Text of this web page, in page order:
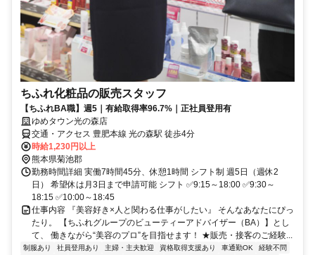
ちふれ化粧品の販売スタッフ
【ちふれBA職】週5｜有給取得率96.7%｜正社員登用有
ゆめタウン光の森店
交通・アクセス 豊肥本線 光の森駅 徒歩4分
時給1,230円以上
熊本県菊池郡
勤務時間詳細 実働7時間45分、休憩1時間 シフト制 週5日（週休2
日） 希望休は月3日まで申請可能 シフト ✅9:15～18:00 ✅9:30～
18:15 ✅10:00～18:45
仕事内容 『美容好き×人と関わる仕事がしたい』 そんなあなたにぴっ
たり。 【ちふれグループのビューティーアドバイザー（BA）】とし
て、 働きながら“美容のプロ”を目指せます！ ★販売・接客のご経験...
制服あり 社員登用あり 主婦・主夫歓迎 資格取得支援あり 車通勤OK
経験不問